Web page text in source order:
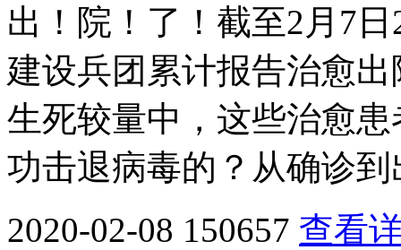
出！院！了！截至2月7
建设兵团累计报告治愈
生死较量中，这些治愈
功击退病毒的？从确诊到
2020-02-08 150657 查看